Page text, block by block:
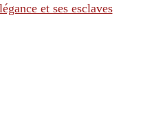
et ses esclaves